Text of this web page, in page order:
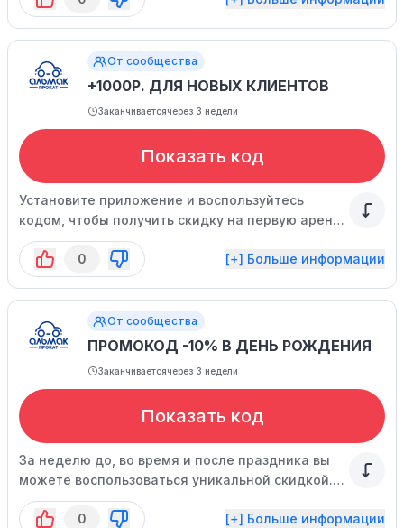
От сообщества
+1000Р. ДЛЯ НОВЫХ КЛИЕНТОВ
Заканчиваетсячерез 3 недели
Показать код
Установите приложение и воспользуйтесь
кодом, чтобы получить скидку на первую аренду
автомобиля. Спешите, количество предложений
ограничено.
0 [+] Больше информации
От сообщества
ПРОМОКОД -10% В ДЕНЬ РОЖДЕНИЯ
Заканчиваетсячерез 3 недели
Показать код
За неделю до, во время и после праздника вы
можете воспользоваться уникальной скидкой.
Акция действует в течение ограниченного
времени.0 [+] Больше информации